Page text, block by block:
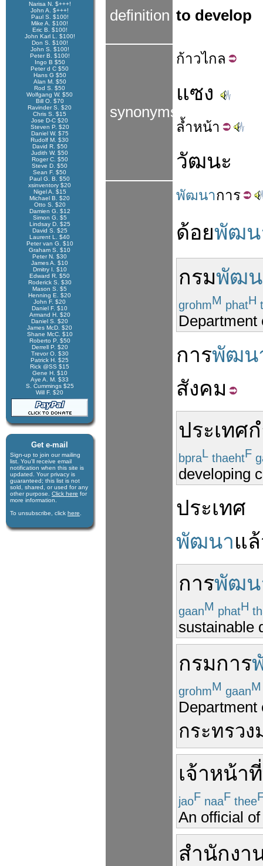
Narisa N. $+++!
John A. $+++!
Paul S. $100!
Mike A. $100!
Eric B. $100!
John Karl L. $100!
Don S. $100!
John S. $100!
Peter B. $100!
Ingo B $50
Peter d C $50
Hans G $50
Alan M. $50
Rod S. $50
Wolfgang W. $50
Bill O. $70
Ravinder S. $20
Chris S. $15
Jose D-C $20
Steven P. $20
Daniel W. $75
Rudolf M. $30
David R. $50
Judith W. $50
Roger C. $50
Steve D. $50
Sean F. $50
Paul G. B. $50
xsinventory $20
Nigel A. $15
Michael B. $20
Otto S. $20
Damien G. $12
Simon G. $5
Lindsay D. $25
David S. $25
Laurent L. $40
Peter van G. $10
Graham S. $10
Peter N. $30
James A. $10
Dmitry I. $10
Edward R. $50
Roderick S. $30
Mason S. $5
Henning E. $20
John F. $20
Daniel F. $10
Armand H. $20
Daniel S. $20
James McD. $20
Shane McC. $10
Roberto P. $50
Derrell P. $20
Trevor O. $30
Patrick H. $25
Rick @SS $15
Gene H. $10
Aye A. M. $33
S. Cummings $25
Will F. $20
Get e-mail
Sign-up to join our mail­ing
list. You'll receive e­mail
notification when this site is
updated. Your privacy is
guaran­teed; this list is not
sold, shared, or used for any
other purpose. Click here for
more infor­mation.
To unsubscribe, click here
definition to develop
synonyms
ก้าวไกล
แซง
ล้ำหน้า
วัฒนะ
พัฒนาการ
ด้อยพัฒน
กรมพัฒ
grohmM phatH
Department
การพัฒน
สังคม
ประเทศ
bpraL thaehtF
developing
ประเทศ
พัฒนาแ
การพัฒน
gaanM phatH
sustainable
กรมการ
grohmM gaanM
Department
กระทรวง
เจ้าหน้าที่
jaoF naaF thee
An official
สำนักงา